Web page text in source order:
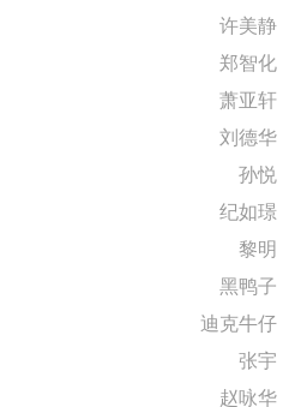
许美静
郑智化
萧亚轩
刘德华
孙悦
纪如璟
黎明
黑鸭子
迪克牛仔
张宇
赵咏华